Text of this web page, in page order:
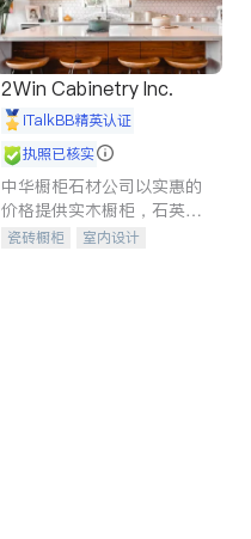
2Win Cabinetry Inc.
iTalkBB精英认证
执照已核实
中华橱柜石材公司以实惠的
价格提供实木橱柜，石英石
台面，多种优质不锈钢水
瓷砖橱柜
室内设计